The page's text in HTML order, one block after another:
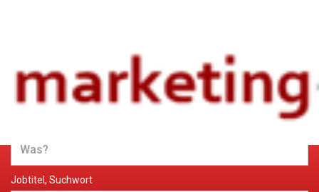
Jobs und Stellenangebote im
Marketing
Jobtitel, Suchwort